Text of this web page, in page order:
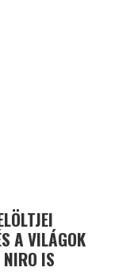
A VILÁGOK
NIRO IS